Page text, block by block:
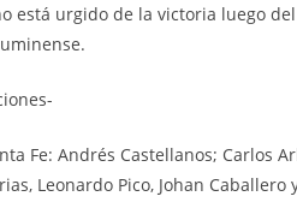
está urgido de la victoria luego
Fe: Andrés Castellanos; Carlos
Leonardo Pico, Johan